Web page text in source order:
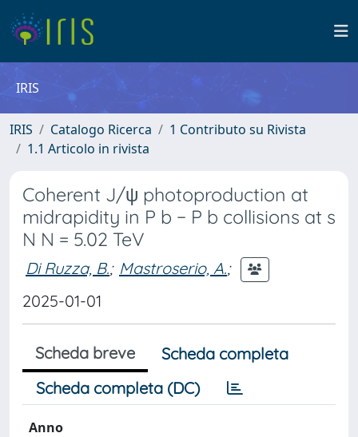
IRIS
IRIS Catalogo Ricerca
1 Contributo su Rivista
1.1 Articolo in rivista
Coherent J/ψ photoproduction at
midrapidity in P b − P b collisions at s
N N = 5.02 TeV
Di Ruzza, B.; Mastroserio, A.;
2025-01-01
Scheda breve
Scheda completa
Scheda completa (DC)
Anno